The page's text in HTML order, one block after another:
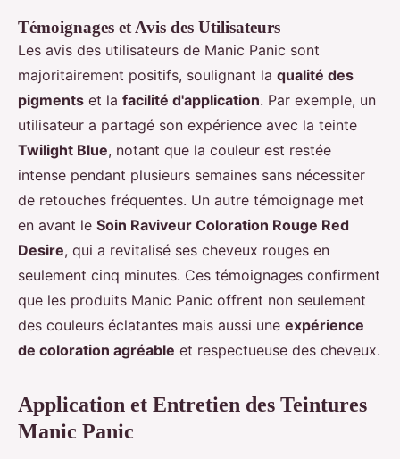
Témoignages et Avis des Utilisateurs
Les avis des utilisateurs de Manic Panic sont
majoritairement positifs, soulignant la qualité des
pigments et la facilité d'application. Par exemple, un
utilisateur a partagé son expérience avec la teinte
Twilight Blue, notant que la couleur est restée
intense pendant plusieurs semaines sans nécessiter
de retouches fréquentes. Un autre témoignage met
en avant le Soin Raviveur Coloration Rouge Red
Desire, qui a revitalisé ses cheveux rouges en
seulement cinq minutes. Ces témoignages confirment
que les produits Manic Panic offrent non seulement
des couleurs éclatantes mais aussi une expérience
de coloration agréable et respectueuse des cheveux.
Application et Entretien des Teintures
Manic Panic